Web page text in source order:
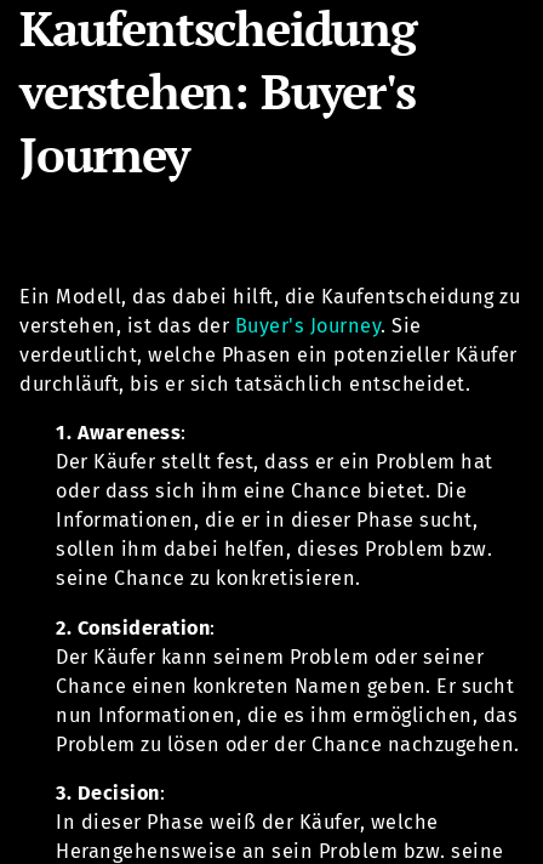
Kaufentscheidung
verstehen: Buyer's
Journey
Ein Modell, das dabei hilft, die Kaufentscheidung zu
verstehen, ist das der Buyer's Journey. Sie
verdeutlicht, welche Phasen ein potenzieller Käufer
durchläuft, bis er sich tatsächlich entscheidet.
1. Awareness:
Der Käufer stellt fest, dass er ein Problem hat
oder dass sich ihm eine Chance bietet. Die
Informationen, die er in dieser Phase sucht,
sollen ihm dabei helfen, dieses Problem bzw.
seine Chance zu konkretisieren.
2. Consideration:
Der Käufer kann seinem Problem oder seiner
Chance einen konkreten Namen geben. Er sucht
nun Informationen, die es ihm ermöglichen, das
Problem zu lösen oder der Chance nachzugehen.
3. Decision:
In dieser Phase weiß der Käufer, welche
Herangehensweise an sein Problem bzw. seine